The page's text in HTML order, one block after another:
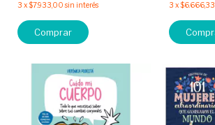
3 x$7.933,00 sin interés 3 x$6.666,33